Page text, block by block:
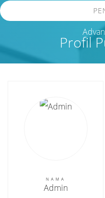
Profil
NAMA
Admin